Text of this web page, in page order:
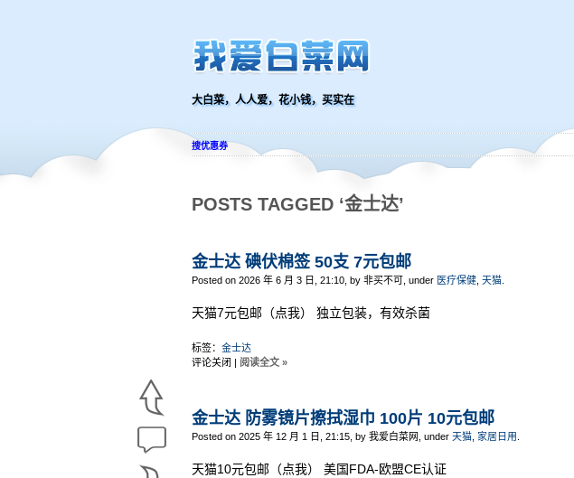
大白菜，人人爱，花小钱，买实在
搜优惠券
POSTS TAGGED ‘金士达’
金士达 碘伏棉签 50支 7元包邮
Posted on 2026 年 6 月 3 日, 21:10, by 非买不可, under 医疗保健 天猫
天猫7元包邮（点我） 独立包装，有效杀菌
标签： 金士达
评论关闭 | 阅读全文 »
金士达 防雾镜片擦拭湿巾 100片 10元包邮
Posted on 2025 年 12 月 1 日, 21:15, by 我爱白菜网, under 天猫 家居日用
天猫10元包邮（点我） 美国FDA-欧盟CE认证